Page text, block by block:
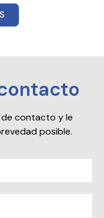
de contacto y le
posible.